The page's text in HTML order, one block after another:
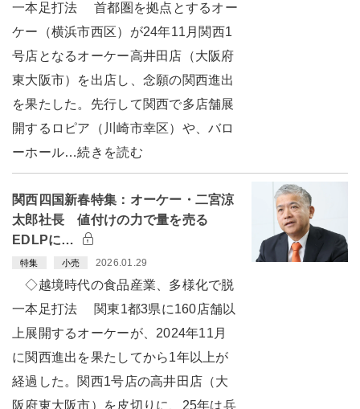
一本足打法 首都圏を拠点とするオー
ケー（横浜市西区）が24年11月関西1
号店となるオーケー高井田店（大阪府
東大阪市）を出店し、念願の関西進出
を果たした。先行して関西で多店舗展
開するロピア（川崎市幸区）や、バロ
ーホール…続きを読む
関西四国新春特集：オーケー・二宮涼
太郎社長 値付けの力で量を売る
EDLPに…
特集 小売 2026.01.29
◇越境時代の食品産業、多様化で脱
一本足打法 関東1都3県に160店舗以
上展開するオーケーが、2024年11月
に関西進出を果たしてから1年以上が
経過した。関西1号店の高井田店（大
阪府東大阪市）を皮切りに、25年は兵